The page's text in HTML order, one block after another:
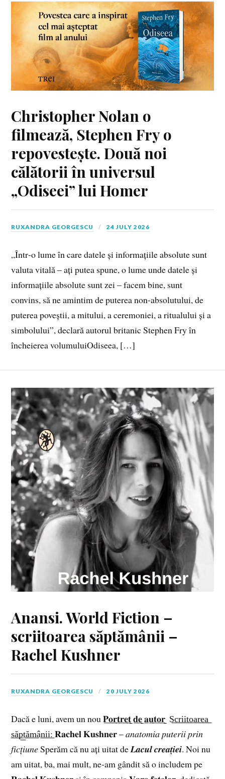
Christopher Nolan o
filmează, Stephen Fry o
repovestește. Două noi
călătorii în universul
„Odiseei” lui Homer
RUXANDRA GEORGESCU 24 JULY 2026
„Într‑o lume în care datele și informațiile absolute sunt
valuta vitală – ați putea spune, o lume unde datele și
informațiile absolute sunt zei – facem bine, sunt
convins, să ne amintim de puterea non-absolutului, de
puterea poveștii, a mitului, a ceremoniei, a ritualului și a
simbolului”, declară autorul britanic Stephen Fry în
încheierea volumuluiOdiseea, […]
Anansi. World Fiction –
scriitoarea săptămânii –
Rachel Kushner
RUXANDRA GEORGESCU 20 JULY 2026
Dacă e luni, avem un nou 𝐏̲𝐨̲𝐫̲𝐭̲𝐫̲𝐞̲𝐭̲ ̲𝐝̲𝐞̲ ̲𝐚̲𝐮̲𝐭̲𝐨̲𝐫̲ ̲ S͟c͟r͟i͟i͟t͟o͟a͟r͟e͟a͟
͟s͟ă͟p͟t͟ă͟m͟â͟n͟i͟i͟: 𝐑𝐚𝐜𝐡𝐞𝐥 𝐊𝐮𝐬𝐡𝐧𝐞𝐫 – 𝑎𝑛𝑎𝑡𝑜𝑚𝑖𝑎 𝑝𝑢𝑡𝑒𝑟𝑖𝑖 𝑝𝑟𝑖𝑛
𝑓𝑖𝑐𝑡̦𝑖𝑢𝑛𝑒 Sperăm că nu ați uitat de 𝑳𝒂𝒄𝒖𝒍 𝒄𝒓𝒆𝒂𝒕̦𝒊𝒆𝒊. Noi nu
am uitat, ba, mai mult, ne-am gândit să o includem pe